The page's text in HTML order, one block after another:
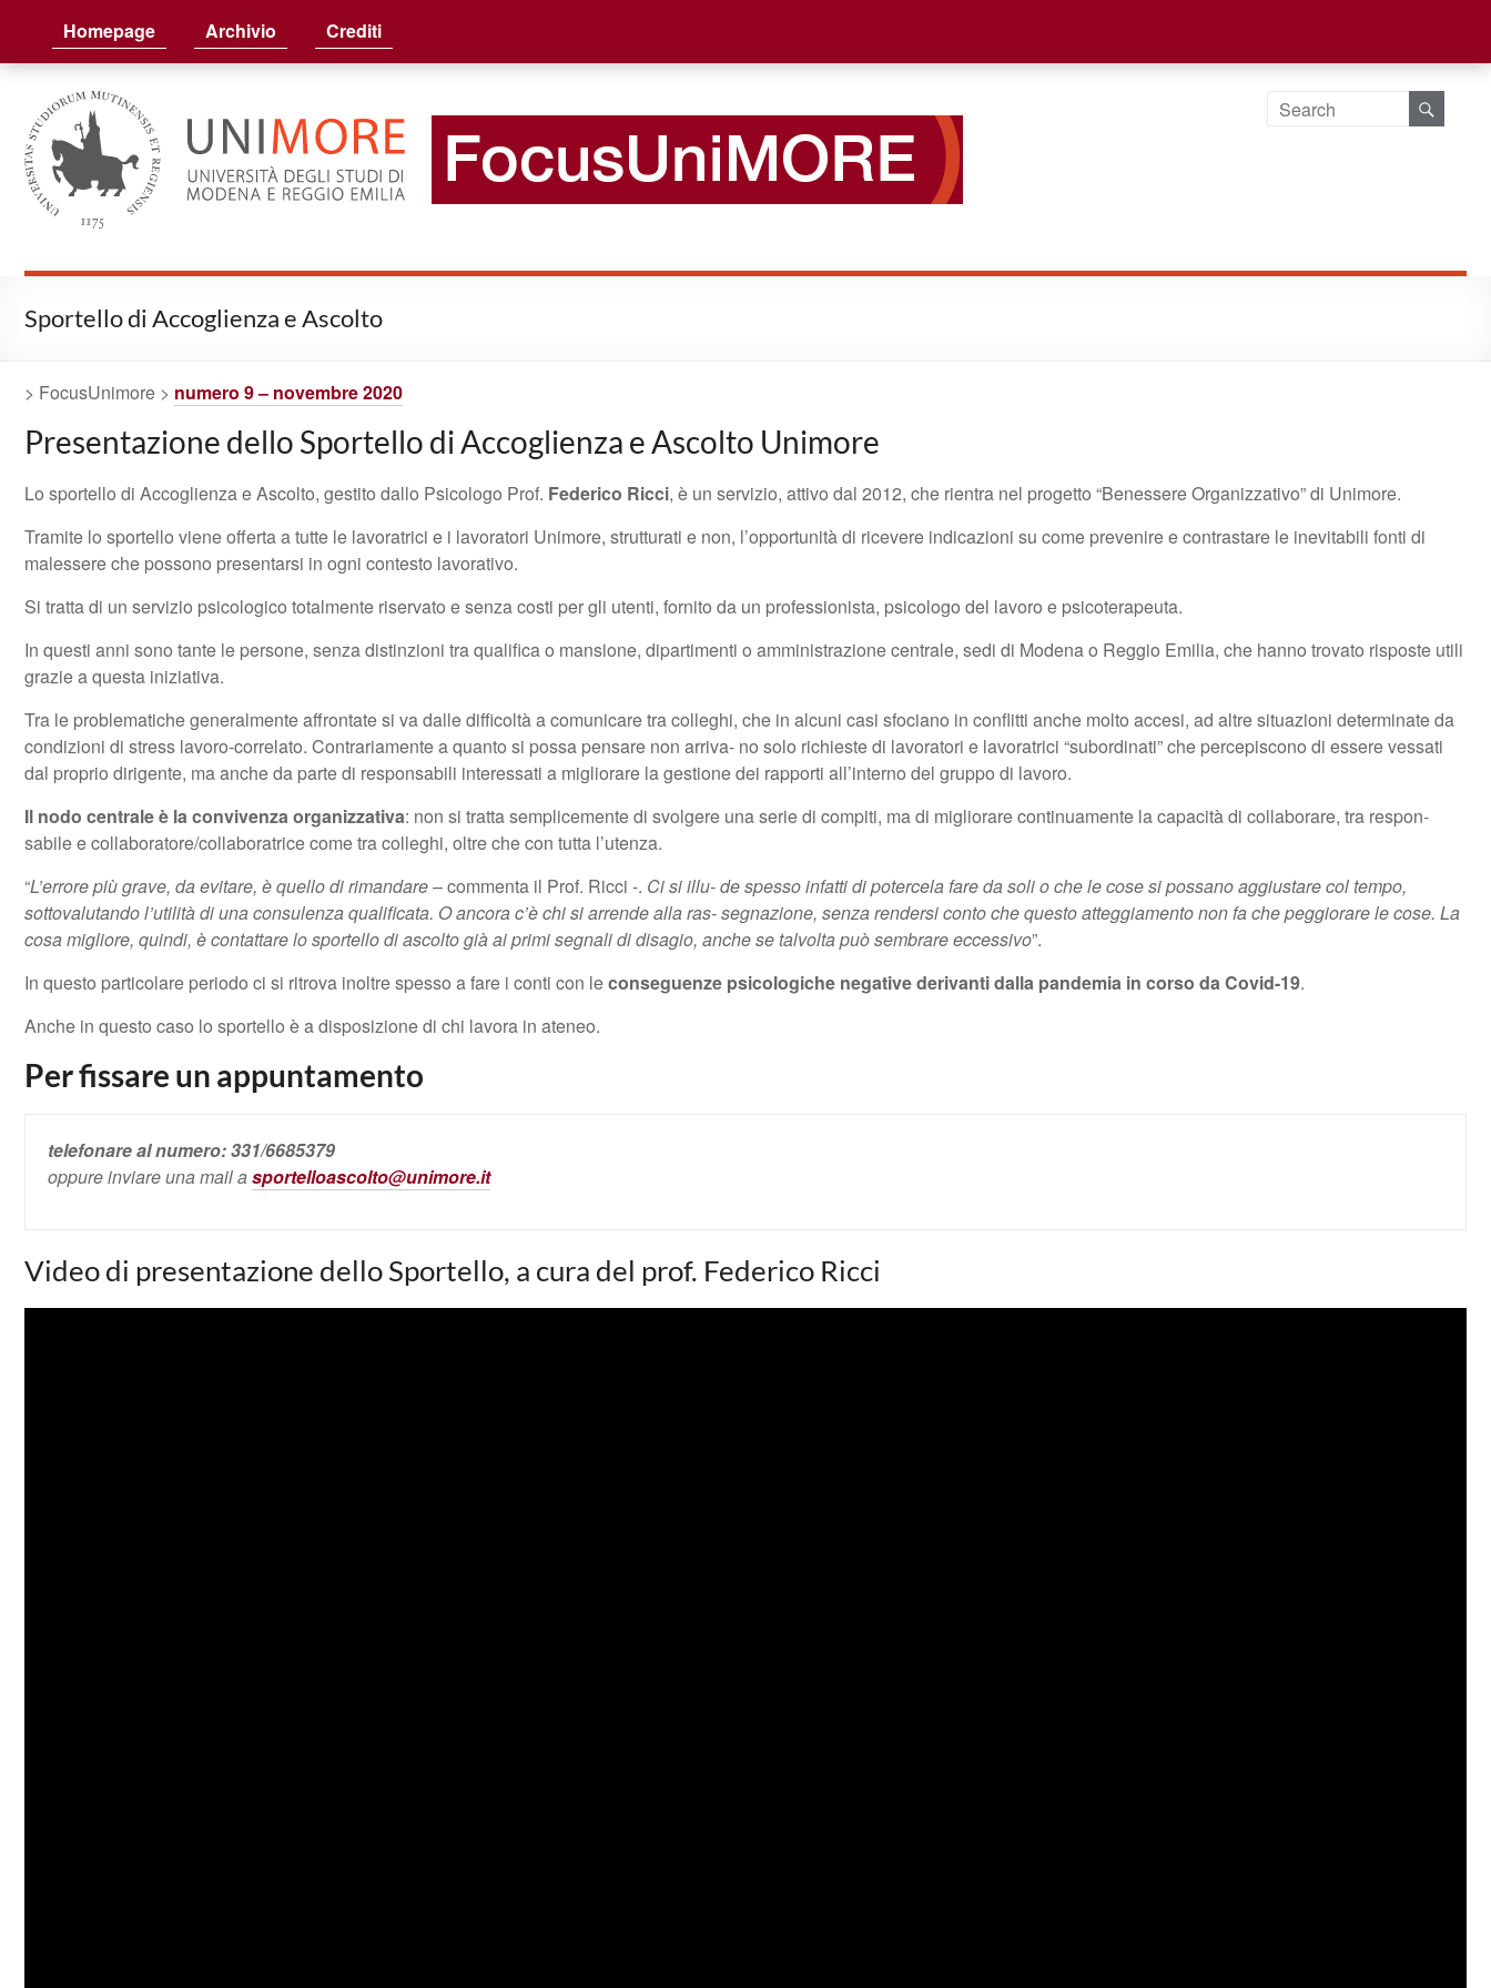
FocusUnimore
Homepage Archivio Crediti
Sportello di Accoglienza e Ascolto
> FocusUnimore > numero 9 – novembre 2020
Presentazione dello Sportello di Accoglienza e Ascolto Unimore
Lo sportello di Accoglienza e Ascolto, gestito dallo Psicologo Prof. Federico Ricci, è un servizio, attivo dal 2012, che rientra nel progetto “Benessere Organizzativo” di Unimore.
Tramite lo sportello viene offerta a tutte le lavoratrici e i lavoratori Unimore, strutturati e non, l’opportunità di ricevere indicazioni su come prevenire e contrastare le inevitabili fonti di
malessere che possono presentarsi in ogni contesto lavorativo.
Si tratta di un servizio psicologico totalmente riservato e senza costi per gli utenti, fornito da un professionista, psicologo del lavoro e psicoterapeuta.
In questi anni sono tante le persone, senza distinzioni tra qualifica o mansione, dipartimenti o amministrazione centrale, sedi di Modena o Reggio Emilia, che hanno trovato risposte utili
grazie a questa iniziativa.
Tra le problematiche generalmente affrontate si va dalle difficoltà a comunicare tra colleghi, che in alcuni casi sfociano in conflitti anche molto accesi, ad altre situazioni determinate da
condizioni di stress lavoro-correlato. Contrariamente a quanto si possa pensare non arriva- no solo richieste di lavoratori e lavoratrici “subordinati” che percepiscono di essere vessati
dal proprio dirigente, ma anche da parte di responsabili interessati a migliorare la gestione dei rapporti all’interno del gruppo di lavoro.
Il nodo centrale è la convivenza organizzativa: non si tratta semplicemente di svolgere una serie di compiti, ma di migliorare continuamente la capacità di collaborare, tra respon-
sabile e collaboratore/collaboratrice come tra colleghi, oltre che con tutta l’utenza.
“L’errore più grave, da evitare, è quello di rimandare– commenta il Prof. Ricci -. Ci si illu- de spesso infatti di potercela fare da soli o che le cose si possano aggiustare col tempo,
sottovalutando l’utilità di una consulenza qualificata. O ancora c’è chi si arrende alla ras- segnazione, senza rendersi conto che questo atteggiamento non fa che peggiorare le cose. La
cosa migliore, quindi, è contattare lo sportello di ascolto già ai primi segnali di disagio, anche se talvolta può sembrare eccessivo”.
In questo particolare periodo ci si ritrova inoltre spesso a fare i conti con leconseguenze psicologiche negative derivanti dalla pandemia in corso da Covid-19.
Anche in questo caso lo sportello è a disposizione di chi lavora in ateneo.
Per fissare un appuntamento
telefonare al numero:331/6685379
oppure inviare una mail asportelloascolto@unimore.it
Video di presentazione dello Sportello, a cura del prof. Federico Ricci